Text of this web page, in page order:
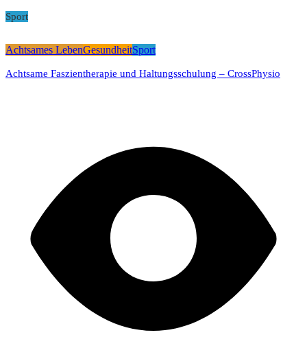
Sport
Achtsames LebenGesundheitSport
Achtsame Faszientherapie und Haltungsschulung – CrossPhysio